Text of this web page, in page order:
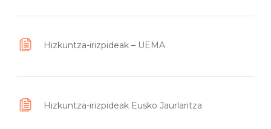
Hizkuntza-irizpideak – UEMA
Hizkuntza-irizpideak Eusko Jaurlaritza